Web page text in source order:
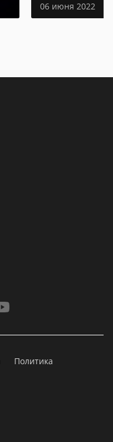
06 июня 2022
Политика